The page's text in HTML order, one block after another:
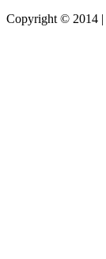
Copyright © 2014 |